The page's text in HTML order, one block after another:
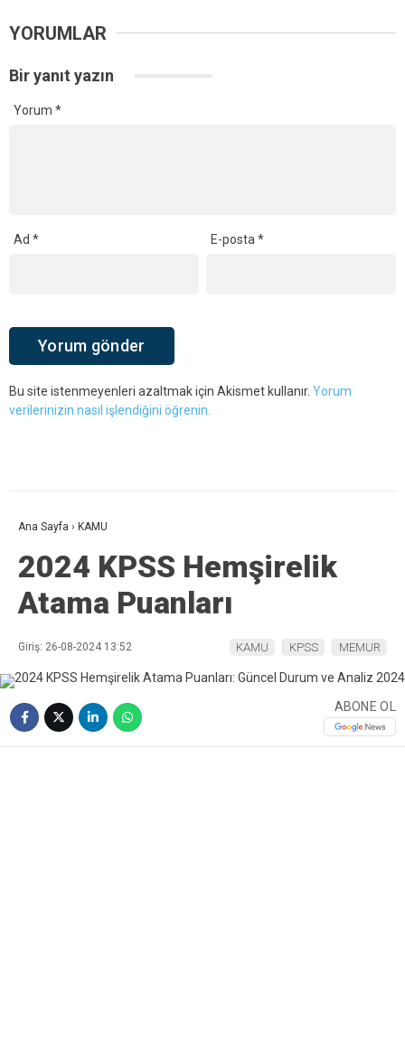
YORUMLAR
Bir yanıt yazın
Yorum *
Ad * E-posta*
Bu site istenmeyenleri azaltmak için Akismet kullanır. Yorum
verilerinizin nasıl işlendiğini öğrenin.
Ana Sayfa › KAMU
2024 KPSS Hemşirelik
Atama Puanları
Giriş: 26-08-2024 13:52 KAMU KPSS MEMUR
ABONE OL